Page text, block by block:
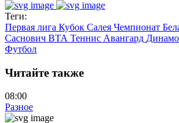
Теги:
Первая лига Кубок Салея Чемпионат
Саснович ВТА Теннис Авангард
Футбол
Читайте также
08:00
Разное